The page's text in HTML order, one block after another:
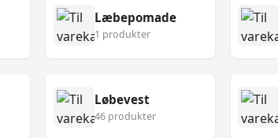
Læbepomade
1 produkter
Løbevest
46 produkter